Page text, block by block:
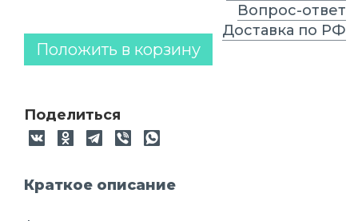
Положить в корзину
Поделиться
Краткое описание
Вопрос-ответ
Доставка по РФ